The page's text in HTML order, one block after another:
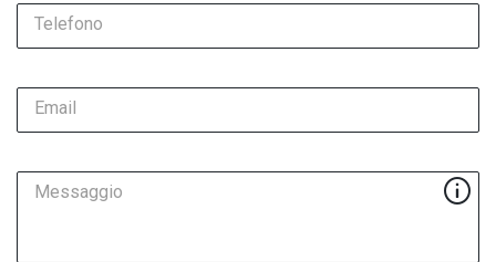
Telefono
Email
Messaggio